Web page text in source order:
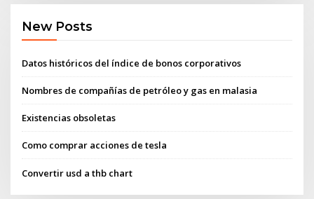
New Posts
Datos históricos del índice de bonos corporativos
Nombres de compañías de petróleo y gas en malasia
Existencias obsoletas
Como comprar acciones de tesla
Convertir usd a thb chart